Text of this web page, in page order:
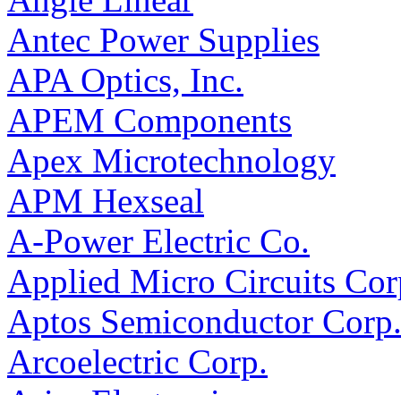
Antec Power Supplies
APA Optics, Inc.
APEM Components
Apex Microtechnology
APM Hexseal
A-Power Electric Co.
Applied Micro Circuits
Aptos Semiconductor Corp.
Arcoelectric Corp.